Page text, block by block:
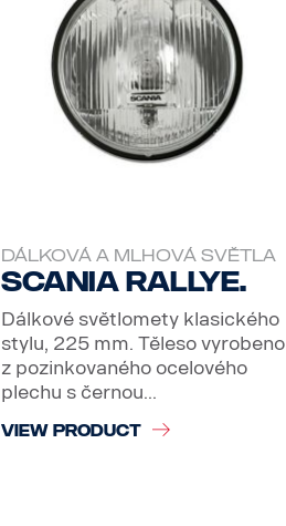
DÁLKOVÁ A MLHOVÁ SVĚTLA
Scania Rallye.
Dálkové světlomety klasického
stylu, 225 mm. Těleso vyrobeno
z pozinkovaného ocelového
plechu s černou...
VIEW PRODUCT